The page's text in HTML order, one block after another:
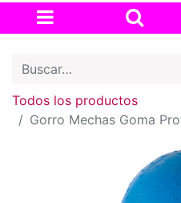
Todos los productos
Gorro Mechas Goma